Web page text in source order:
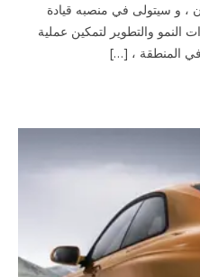
، و سيتولى في منصبه قيادة
النمو والتطوير لتمكين عملية
المنطقة ، […]